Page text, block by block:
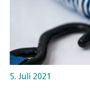
5. Juli 2021